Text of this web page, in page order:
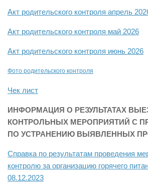
Акт родительского контроля апрель
Акт родительского контроля май 2026
Акт родительского контроля июнь 2026
Фото родительского контроля
Чек лист
ИНФОРМАЦИЯ О РЕЗУЛЬТАТАХ
КОНТРОЛЬНЫХ МЕРОПРИЯТИЙ С
ПО УСТРАНЕНИЮ ВЫЯВЛЕННЫХ
Справка по результатам проведения
контролю за организацию горячего
08.12.2023